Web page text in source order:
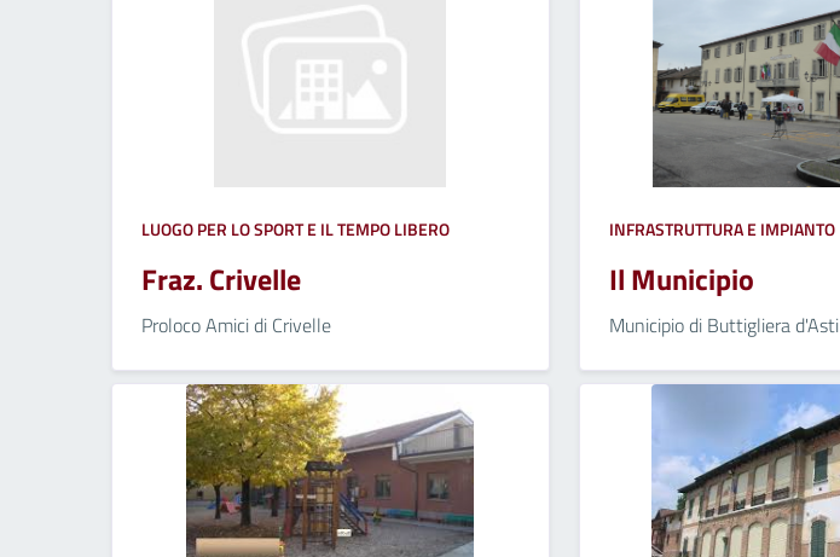
LUOGO PER LO SPORT E IL TEMPO LIBERO
Fraz. Crivelle
Proloco Amici di Crivelle
INFRASTRUTTURA E IMPIANTO
Il Municipio
Municipio di Buttigliera d'Asti